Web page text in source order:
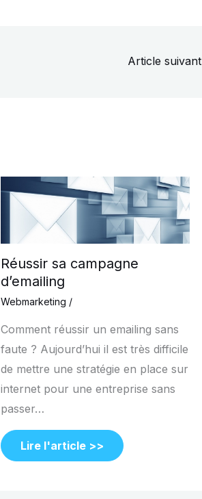
Article suivant
Réussir sa campagne
d’emailing
Webmarketing /
Comment réussir un emailing sans
faute ? Aujourd’hui il est très difficile
de mettre une stratégie en place sur
internet pour une entreprise sans
passer…
Lire l'article >>